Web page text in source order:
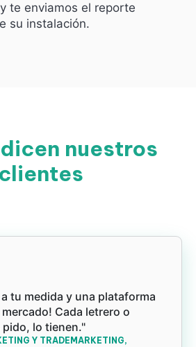
te enviamos el reporte
su instalación.
nuestros
clientes
tu medida y una plataforma
Cada letrero o
lo tienen."
Y TRADEMARKETING,